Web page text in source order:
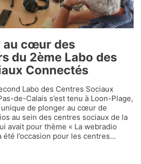
au cœur des
du 2ème Labo des
Connectés
Labo des Centres Sociaux
de-Calais s’est tenu à Loon-Plage,
de plonger au cœur de
au sein des centres sociaux de la
avait pour thème « La webradio
été l’occasion pour les centres…